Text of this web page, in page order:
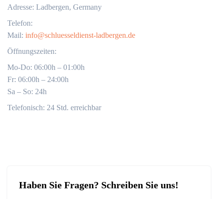
Adresse: Ladbergen, Germany
Telefon:
Mail: info@schluesseldienst-ladbergen.de
Öffnungszeiten:
Mo-Do: 06:00h – 01:00h
Fr: 06:00h – 24:00h
Sa – So: 24h
Telefonisch: 24 Std. erreichbar
Haben Sie Fragen? Schreiben Sie uns!